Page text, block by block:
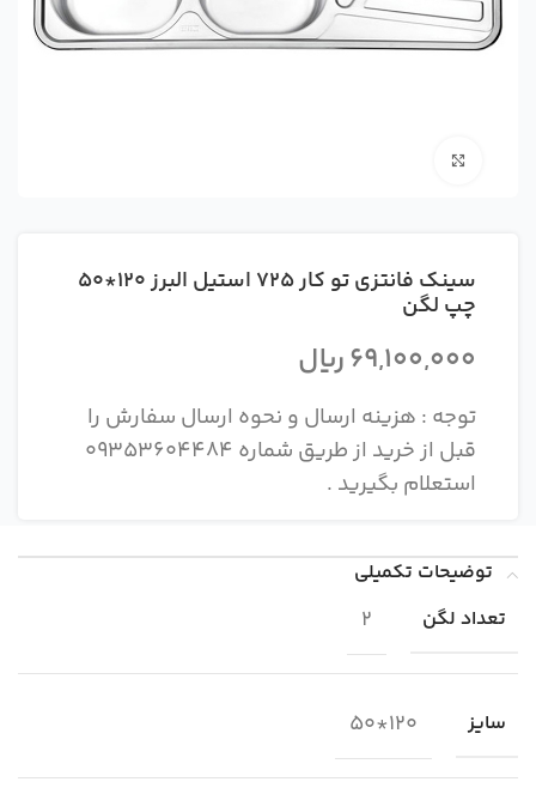
سینک فانتزی تو کار 725 استیل البرز 120*50
چپ لگن
69,100,000ریال
توجه : هزینه ارسال و نحوه ارسال سفارش را
قبل از خرید از طریق شماره 09353604484
استعلام بگیرید .
توضیحات تکمیلی
تعداد لگن
2
سایز 120*50